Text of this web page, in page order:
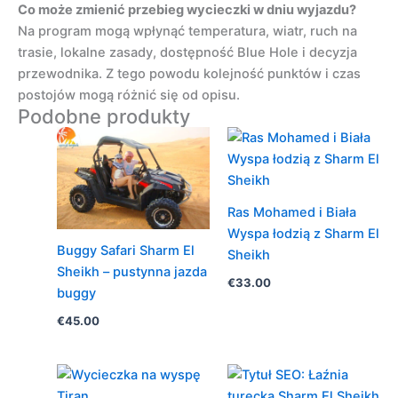
Co może zmienić przebieg wycieczki w dniu wyjazdu?
Na program mogą wpłynąć temperatura, wiatr, ruch na
trasie, lokalne zasady, dostępność Blue Hole i decyzja
przewodnika. Z tego powodu kolejność punktów i czas
postojów mogą różnić się od opisu.
Podobne produkty
Buggy Safari Sharm El
Sheikh – pustynna jazda
buggy
€45.00
Ras Mohamed i Biała
Wyspa łodzią z Sharm El
Sheikh
€33.00